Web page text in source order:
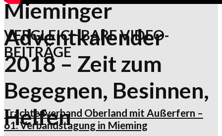
VERGLEICHBARE VIDEO-
BEITRÄGE
Trachtenverband Oberland mit Außerfern –
61. Verbandstagung in Mieming
Mieminger
Adventkalender
2018 – Zeit zum
Begegnen, Besinnen,
Helfen